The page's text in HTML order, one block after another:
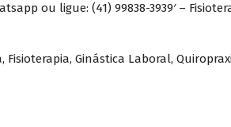
ou ligue: (41) 99838-3939′ –
, Fisioterapia, Ginástica Laboral,